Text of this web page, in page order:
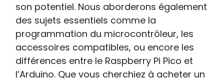
son potentiel. Nous aborderons également
des sujets essentiels comme la
programmation du microcontrôleur, les
accessoires compatibles, ou encore les
différences entre le Raspberry Pi Pico et
l’Arduino. Que vous cherchiez à acheter un